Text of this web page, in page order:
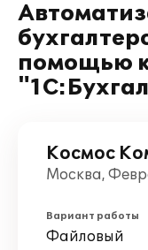
помощью
Космос
Москва,
Вариант работы
Файловый